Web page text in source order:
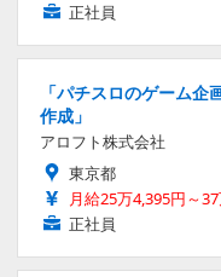
正社員
「パチスロのゲーム
作成」
アロフト株式会社
東京都
月給25万4,395円～
正社員